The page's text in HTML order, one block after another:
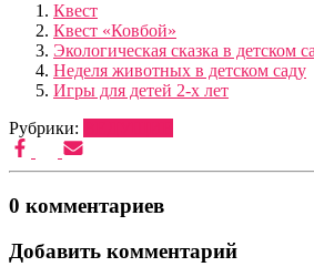
Квест
Квест «Ковбой»
Экологическая сказка в детском
Неделя животных в детском саду
Игры для детей 2-х лет
Рубрики:
0 комментариев
Добавить комментарий